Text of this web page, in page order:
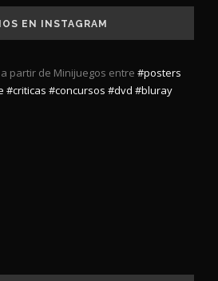
EN INSTAGRAM
partir de Minijuegos entre #posters
#criticas #concursos #dvd #bluray